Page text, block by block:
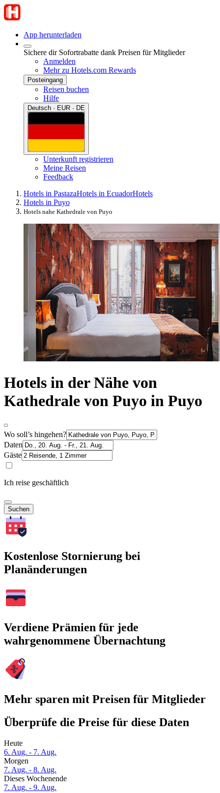
App herunterladen
Sichere dir Sofortrabatte dank Preisen für Mitglieder
Anmelden
Mehr zu Hotels.com Rewards
Posteingang
Reisen buchen
Hilfe
Deutsch · EUR · DE
Unterkunft registrieren
Meine Reisen
Feedback
Hotels in PastazaHotels in EcuadorHotels
Hotels in Puyo
Hotels nahe Kathedrale von Puyo
Hotels in der Nähe von
Kathedrale von Puyo in Puyo
Wo soll’s hingehen?
Daten
Gäste
Ich reise geschäftlich
Suchen
Kostenlose Stornierung bei
Planänderungen
Verdiene Prämien für jede
wahrgenommene Übernachtung
Mehr sparen mit Preisen für Mitglieder
Überprüfe die Preise für diese Daten
Heute
6. Aug. - 7. Aug.
Morgen
7. Aug. - 8. Aug.
Dieses Wochenende
7. Aug. - 9. Aug.